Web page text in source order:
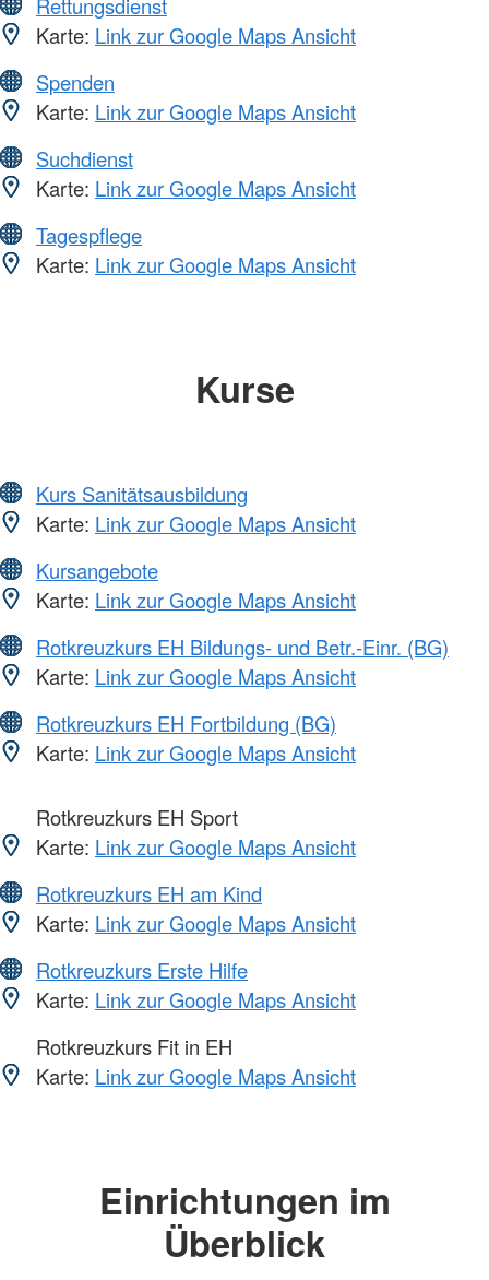
Karte: Link zur Google Maps Ansicht
Spenden
Karte: Link zur Google Maps Ansicht
Suchdienst
Karte: Link zur Google Maps Ansicht
Tagespflege
Karte: Link zur Google Maps Ansicht
Kurse
Kurs Sanitätsausbildung
Karte: Link zur Google Maps Ansicht
Kursangebote
Karte: Link zur Google Maps Ansicht
Rotkreuzkurs EH Bildungs- und Betr.-Einr. (BG)
Karte: Link zur Google Maps Ansicht
Rotkreuzkurs EH Fortbildung (BG)
Karte: Link zur Google Maps Ansicht
Rotkreuzkurs EH Sport
Karte: Link zur Google Maps Ansicht
Rotkreuzkurs EH am Kind
Karte: Link zur Google Maps Ansicht
Rotkreuzkurs Erste Hilfe
Karte: Link zur Google Maps Ansicht
Rotkreuzkurs Fit in EH
Karte: Link zur Google Maps Ansicht
Einrichtungen im
Überblick